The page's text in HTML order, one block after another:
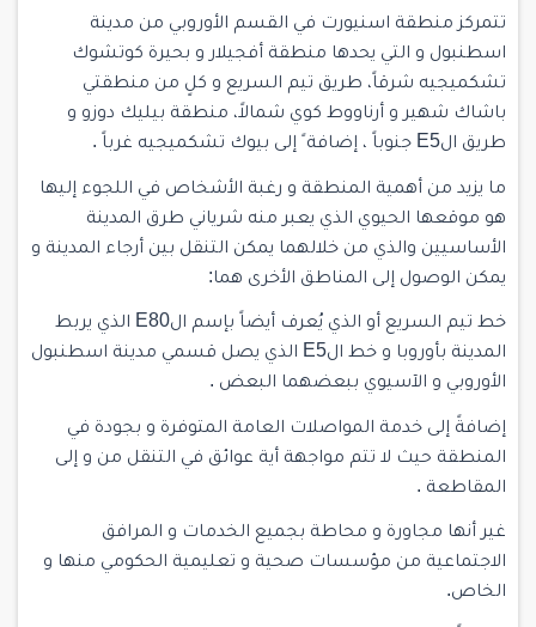
تتمركز منطقة اسنيورت في القسم الأوروبي من مدينة
اسطنبول و التي يحدها منطقة أفجيلار و بحيرة كوتشوك
تشكميجيه شرقاً، طريق تيم السريع و كلٍ من منطقتي
باشاك شهير و أرناووط كوي شمالاً، منطقة بيليك دوزو و
طريق الE5 جنوباً ، إضافة ً إلى بيوك تشكميجيه غرباً .
ما يزيد من أهمية المنطقة و رغبة الأشخاص في اللجوء إليها
هو موقعها الحيوي الذي يعبر منه شرياني طرق المدينة
الأساسيين والذي من خلالهما يمكن التنقل بين أرجاء المدينة و
يمكن الوصول إلى المناطق الأخرى هما:
خط تيم السريع أو الذي يُعرف أيضاً بإسم الE80 الذي يربط
المدينة بأوروبا و خط الE5 الذي يصل قسمي مدينة اسطنبول
الأوروبي و الآسيوي ببعضهما البعض .
إضافةً إلى خدمة المواصلات العامة المتوفرة و بجودة في
المنطقة حيث لا تتم مواجهة أية عوائق في التنقل من و إلى
المقاطعة .
غير أنها مجاورة و محاطة بجميع الخدمات و المرافق
الاجتماعية من مؤسسات صحية و تعليمية الحكومي منها و
الخاص.